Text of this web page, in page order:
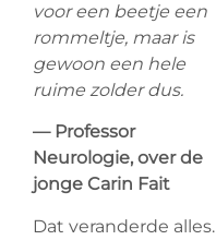
voor een beetje een
rommeltje, maar is
gewoon een hele
ruime zolder dus.
— Professor
Neurologie, over de
jonge Carin Fait
Dat veranderde alles.